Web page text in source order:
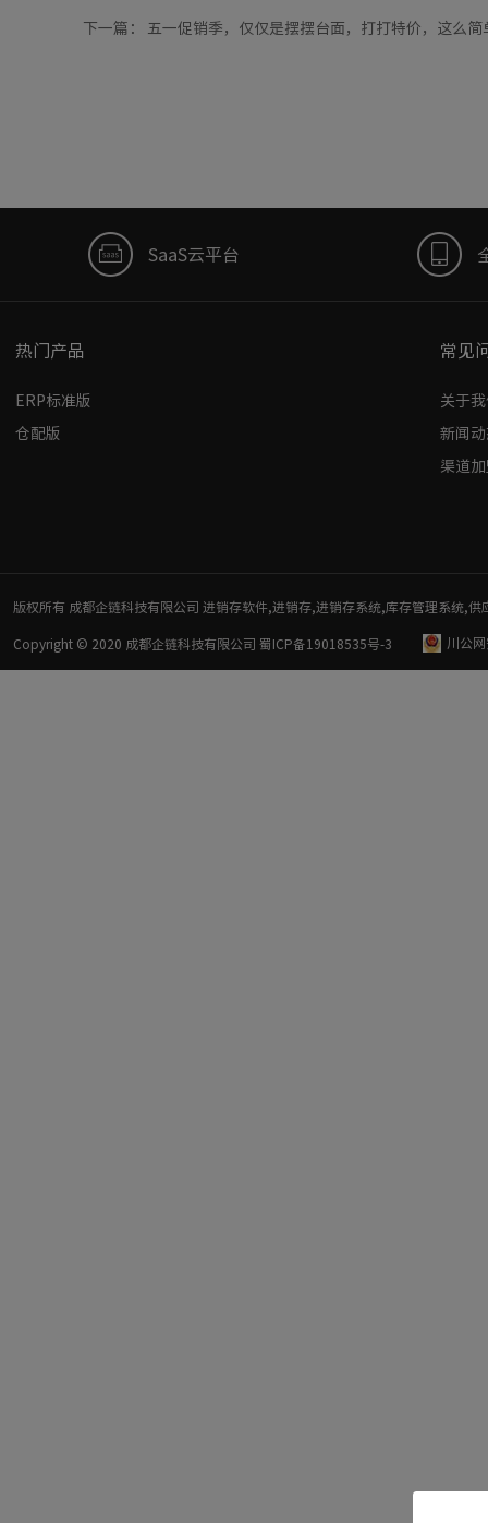
下一篇： 五一促销季，仅仅是摆摆台面，打打特价，这么简
SaaS云平台
热门产品
ERP标准版
仓配版
常见
关于
新闻
渠道
版权所有 成都企链科技有限公司 进销存软件,进销存,进销存系统,库存管理系统,
Copyright © 2020 成都企链科技有限公司 蜀ICP备19018535号-3 川公